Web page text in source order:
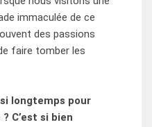
immaculée de ce
des passions
faire tomber les
longtemps pour
C’est si bien